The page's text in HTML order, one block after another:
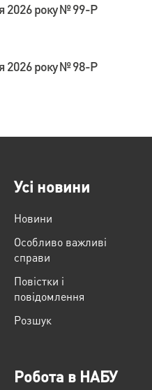
2026 року № 99-Р
2026 року № 98-Р
Усі новини
Новини
Особливо важливі
справи
Повістки і
повідомлення
Розшук
Робота в НАБУ